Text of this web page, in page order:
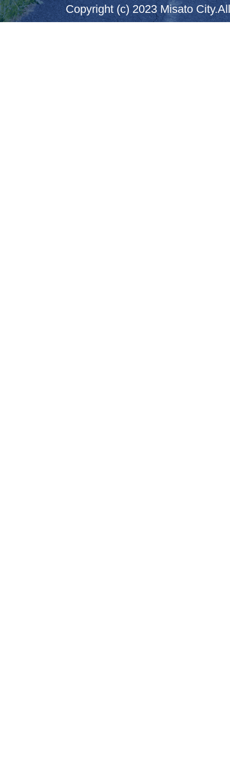
Copyright (c) 2023 Misato